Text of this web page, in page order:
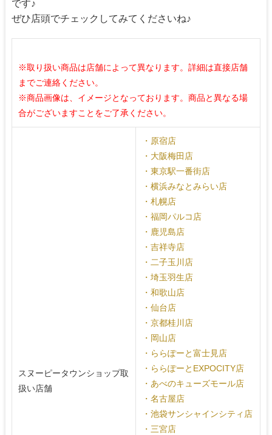
です♪
ぜひ店頭でチェックしてみてくださいね♪
※取り扱い商品は店舗によって異なります。詳細は直接店舗
までご連絡ください。
※商品画像は、イメージとなっております。商品と異なる場
合がございますことをご了承ください。
スヌーピータウンショップ取
扱い店舗
・原宿店
・大阪梅田店
・東京駅一番街店
・横浜みなとみらい店
・札幌店
・福岡パルコ店
・鹿児島店
・吉祥寺店
・二子玉川店
・埼玉羽生店
・和歌山店
・仙台店
・京都桂川店
・岡山店
・ららぽーと富士見店
・ららぽーとEXPOCITY店
・あべのキューズモール店
・名古屋店
・池袋サンシャインシティ店
・三宮店